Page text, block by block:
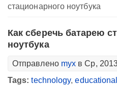
стационарного ноутбука
Как сберечь батарею
ноутбука
Отправлено myx в Ср,
Tags:technology,educational